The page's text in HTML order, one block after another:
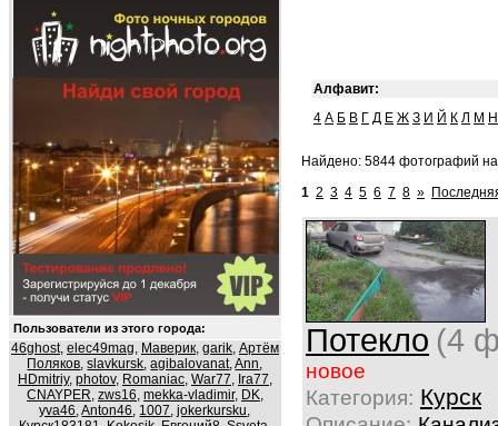
Пользователи из этого города:
46ghost, elec49mag, Маверик, garik, Артём
Поляков,slavkursk,agibalovanat,Ann,
HDmitriy, photov, Romaniac, War77, Ira77,
CNAYPER, zws16, mekka-vladimir, DK,
yva46,Anton46, 1007,jokerkursku,
Алфавит:
4 А Б В Г Д Е Ж З И Й К Л М Н
Найдено: 5844 фотографий
1 2 3 4 5 6 7 8 »
Потекло (4
новое
Категория: Курск